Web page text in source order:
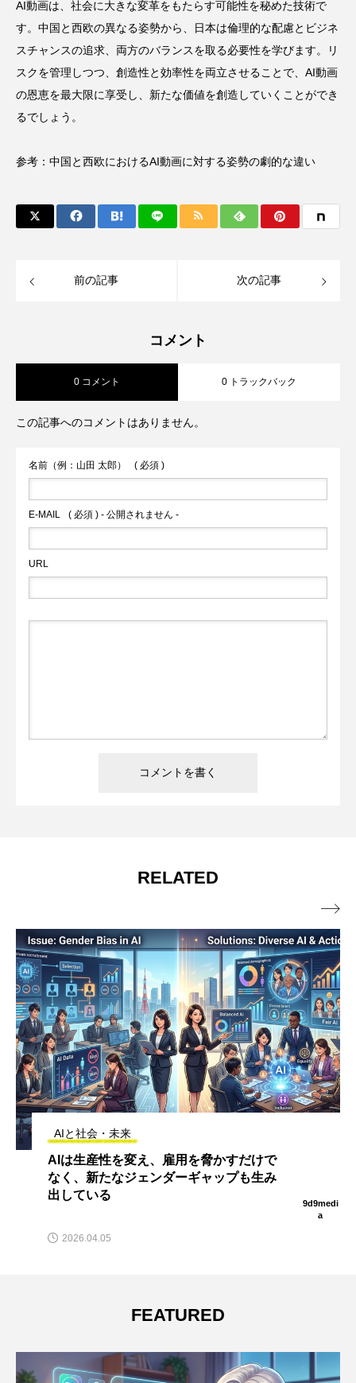
AI動画は、社会に大きな変革をもたらす可能性を秘めた技術で
す。中国と西欧の異なる姿勢から、日本は倫理的な配慮とビジネ
スチャンスの追求、両方のバランスを取る必要性を学びます。リ
スクを管理しつつ、創造性と効率性を両立させることで、AI動画
の恩恵を最大限に享受し、新たな価値を創造していくことができ
るでしょう。
参考： 中国と西欧におけるAI動画に対する姿勢の劇的な違い
前の記事 次の記事
コメント
0 コメント 0 トラックバック
この記事へのコメントはありません。
名前（例：山田 太郎） ( 必須 )
E-MAIL ( 必須 ) - 公開されません -
URL
RELATED
AIと社会・未来
AIで自分の後任を育成しているような気
がする、そう感じる人は他にいますか？
2026.04.08

FEATURED